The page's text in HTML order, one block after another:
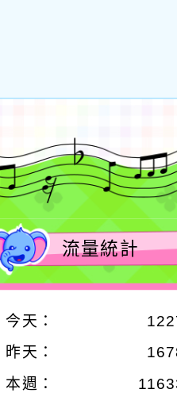
：網路小語
理想的路途中，
除一切干擾，特
流量統計
今天：
昨天：
本週：